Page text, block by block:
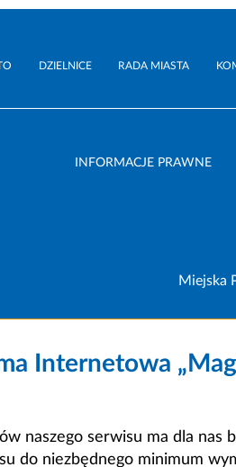
DZIELNICE RADA MIASTA
INFORMACJE PRAWNE
Miejska
Internetowa
naszego serwisu ma dla nas
do niezbędnego minimum